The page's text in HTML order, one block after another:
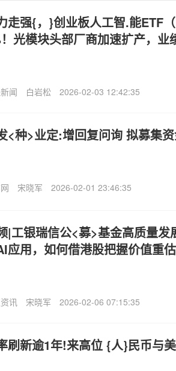
走强{，}创业板人工智.能ETF
光模块头部厂商加速扩产，业
闻 白岩松 2026-02-03 12:42:35
<种>业定:增回复问询 拟募集
宋晓军 2026-02-01 23:46:35
|工银瑞信公<募>基金高质量发
应用，如何借港股把握价值重
讯 宋晓军 2026-02-06 07:15:35
刷新逾1年!来高位 {人}民币与